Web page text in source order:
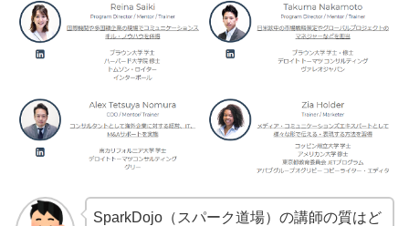
SparkDojo（スパーク道場）の講師の質はど